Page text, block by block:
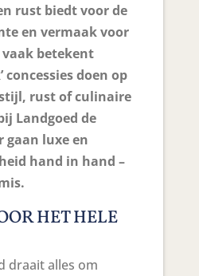
rust biedt voor de
en vermaak voor
vaak betekent
concessies doen op
rust of culinaire
Landgoed de
gaan luxe en
hand in hand –
HET HELE
draait alles om